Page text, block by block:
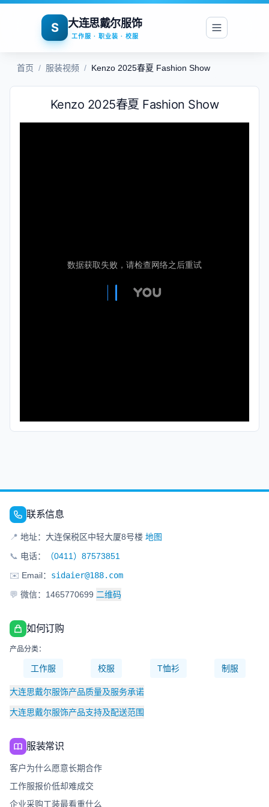
S 大连思戴尔服饰
工作服 · 职业装 · 校服
首页 / 服装视频 / Kenzo 2025春夏 Fashion Show
Kenzo 2025春夏 Fashion Show
联系信息
📍 地址：大连保税区中轻大厦8号楼 地图
📞 电话：
（0411）87573851
✉️ Email： sidaier@188.com
💬 微信：1465770699 二维码
如何订购
产品分类：
工作服 校服 T恤衫 制服
大连思戴尔服饰产品质量及服务承诺
大连思戴尔服饰产品支持及配送范围
服装常识
客户为什么愿意长期合作
工作服报价低却难成交
企业采购工装最看重什么